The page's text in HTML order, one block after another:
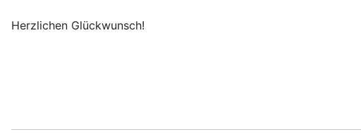
Herzlichen Glückwunsch!